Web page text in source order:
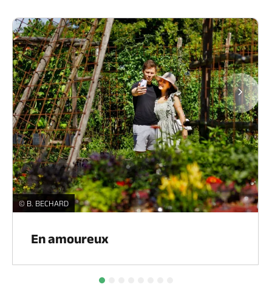
En amoureux -
© B. BECHARD
En amoureux